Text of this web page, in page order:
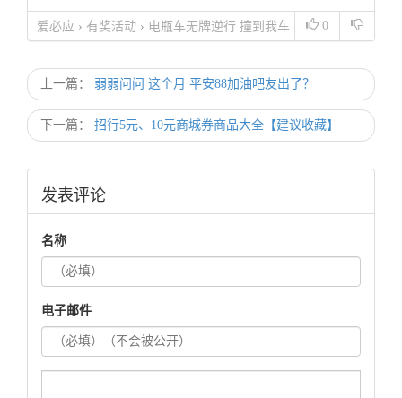
0
爱必应 › 有奖活动 › 电瓶车无牌逆行 撞到我车
上一篇： 弱弱问问 这个月 平安88加油吧友出了？
下一篇： 招行5元、10元商城券商品大全【建议收藏】
发表评论
名称
电子邮件